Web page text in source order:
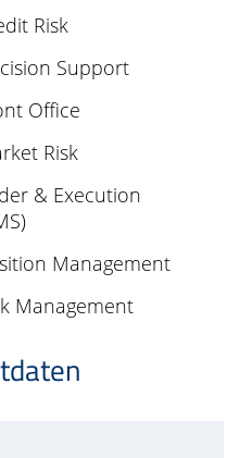
Risk
Support
Office
Risk
& Execution
Management
Management